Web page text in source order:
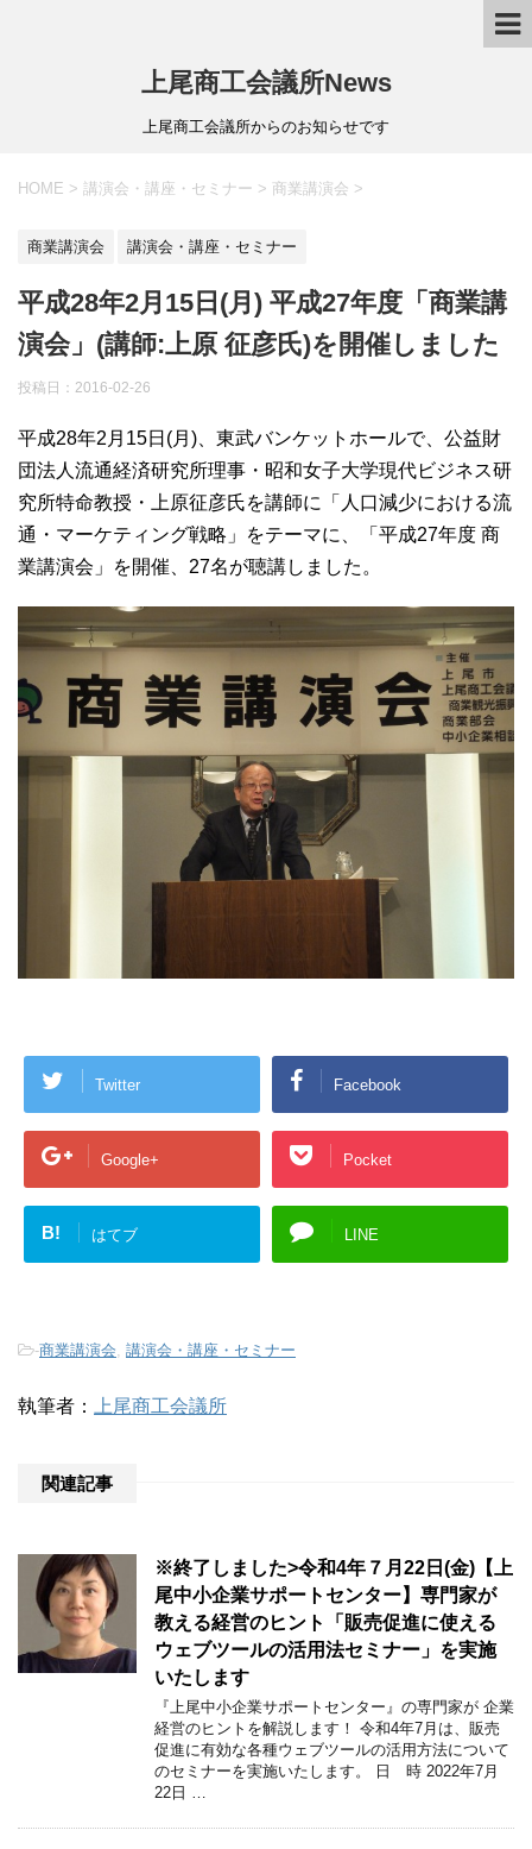
上尾商工会議所News
上尾商工会議所からのお知らせです
HOME > 講演会・講座・セミナー > 商業講演会 >
商業講演会 講演会・講座・セミナー
平成28年2月15日(月) 平成27年度「商業講
演会」(講師:上原 征彦氏)を開催しました
投稿日： 2016-02-26
平成28年2月15日(月)、東武バンケットホールで、公益財
団法人流通経済研究所理事・昭和女子大学現代ビジネス研
究所特命教授・上原征彦氏を講師に「人口減少における流
通・マーケティング戦略」をテーマに、「平成27年度 商
業講演会」を開催、27名が聴講しました。
Twitter Facebook
Google+ Pocket
B! はてブ LINE
-商業講演会, 講演会・講座・セミナー
執筆者： 上尾商工会議所
関連記事
※終了しました>令和4年７月22日(金)【上
尾中小企業サポートセンター】専門家が
教える経営のヒント「販売促進に使える
ウェブツールの活用法セミナー」を実施
いたします
『上尾中小企業サポートセンター』の専門家が 企業
経営のヒントを解説します！ 令和4年7月は、販売
促進に有効な各種ウェブツールの活用方法について
のセミナーを実施いたします。 日 時 2022年7月
22日 …